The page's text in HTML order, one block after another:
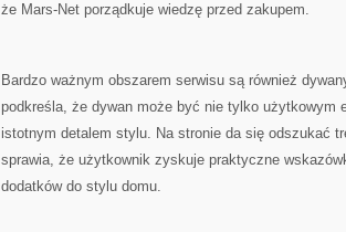
że Mars-Net porządkuje wiedzę przed zakupem.
Bardzo ważnym obszarem serwisu są również
podkreśla, że dywan może być nie tylko użytkowym
istotnym detalem stylu. Na stronie da się odszukać
sprawia, że użytkownik zyskuje praktyczne
dodatków do stylu domu.